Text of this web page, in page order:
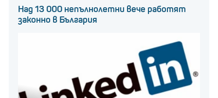
Над 13 000 непълнолетни вече работят
законно в България